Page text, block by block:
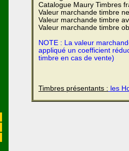
Catalogue Maury Timbres
Valeur marchande timbre
Valeur marchande timbre
Valeur marchande timbre
NOTE : La valeur
appliqué un coefficient
timbre en cas de vente)
Timbres présentants : les